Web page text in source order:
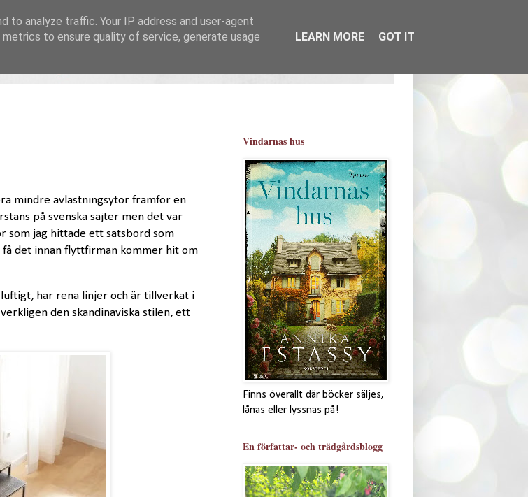
mindre avlastningsytor framför en
på svenska sajter men det var
som jag hittade ett satsbord som
få det innan flyttfirman kommer hit om
har rena linjer och är tillverkat i
den skandinaviska stilen, ett
Vindarnas hus
Finns överallt där böcker säljes,
lånas eller lyssnas på!
En författar- och trädgårdsblogg
to analyze traffic. Your IP address and user-agent
to ensure quality of service, generate usage
LEARN MORE GOT IT